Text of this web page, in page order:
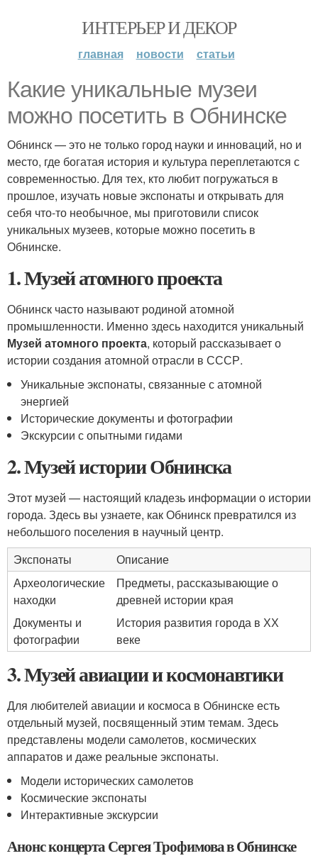
ИНТЕРЬЕР И ДЕКОР
главная новости статьи
Какие уникальные музеи
можно посетить в Обнинске
Обнинск — это не только город науки и инноваций, но и
место, где богатая история и культура переплетаются с
современностью. Для тех, кто любит погружаться в
прошлое, изучать новые экспонаты и открывать для
себя что-то необычное, мы приготовили список
уникальных музеев, которые можно посетить в
Обнинске.
1. Музей атомного проекта
Обнинск часто называют родиной атомной
промышленности. Именно здесь находится уникальный
Музей атомного проекта, который рассказывает о
истории создания атомной отрасли в СССР.
Уникальные экспонаты, связанные с атомной
энергией
Исторические документы и фотографии
Экскурсии с опытными гидами
2. Музей истории Обнинска
Этот музей — настоящий кладезь информации о истории
города. Здесь вы узнаете, как Обнинск превратился из
небольшого поселения в научный центр.
Экспонаты
Описание
Археологические
находки
Предметы, рассказывающие о
древней истории края
Документы и
фотографии
История развития города в ХХ
веке
3. Музей авиации и космонавтики
Для любителей авиации и космоса в Обнинске есть
отдельный музей, посвященный этим темам. Здесь
представлены модели самолетов, космических
аппаратов и даже реальные экспонаты.
Модели исторических самолетов
Космические экспонаты
Интерактивные экскурсии
Анонс концерта Сергея Трофимова в Обнинске